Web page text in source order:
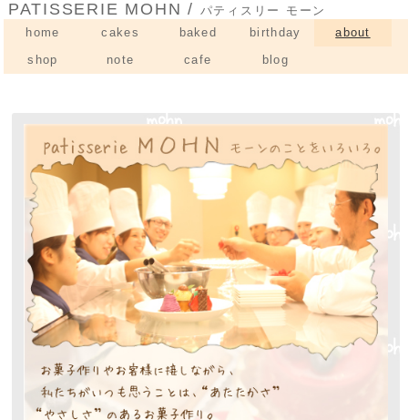
PATISSERIE MOHN / パティスリー モーン
home
cakes baked birthday
about
shop
note cafe blog